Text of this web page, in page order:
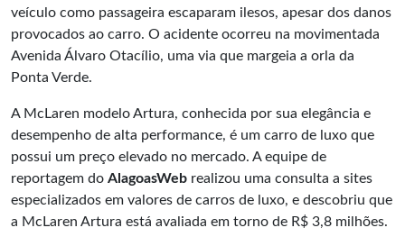
veículo como passageira escaparam ilesos, apesar dos danos
provocados ao carro. O acidente ocorreu na movimentada
Avenida Álvaro Otacílio, uma via que margeia a orla da
Ponta Verde.
A McLaren modelo Artura, conhecida por sua elegância e
desempenho de alta performance, é um carro de luxo que
possui um preço elevado no mercado. A equipe de
reportagem do AlagoasWeb realizou uma consulta a sites
especializados em valores de carros de luxo, e descobriu que
a McLaren Artura está avaliada em torno de R$ 3,8 milhões.